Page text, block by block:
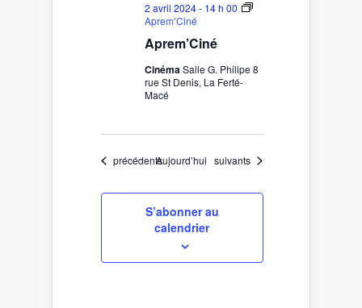
Aprem’Ciné
2 avril 2024 - 14 h 00
Aprem’Ciné
CinémaSalle G. Philipe 8
rue St Denis, La Ferté-
Macé
Évènements
précédentsAujourd’hui Évènements
suivants
S’abonner au
calendrier